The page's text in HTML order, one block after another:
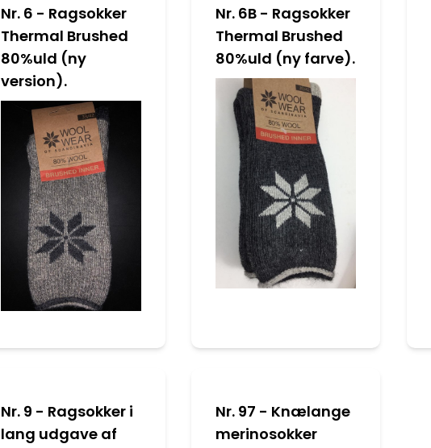
Nr. 6 - Ragsokker
Thermal Brushed
80%uld (ny
version).
Nr. 6B - Ragsokker
Thermal Brushed
80%uld (ny farve).
Nr. 9 - Ragsokker i
lang udgave af
Nr. 97 - Knælange
merinosokker